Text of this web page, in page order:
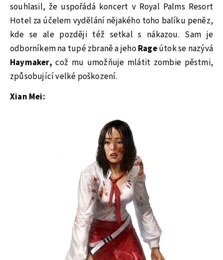
souhlasil, že uspořádá koncert v Royal Palms Resort
Hotel za účelem vydělání nějakého toho balíku peněz,
kde se ale později též setkal s nákazou. Sam je
odborníkem na tupé zbraně a jehoRageútok se nazývá
Haymaker, což mu umožňuje mlátit zombie pěstmi,
způsobující velké poškození.
Xian Mei: